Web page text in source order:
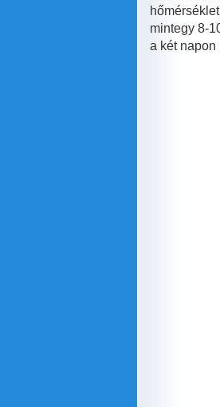
mintegy 8-
a két napon